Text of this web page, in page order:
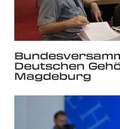
Deutschen
Magdeburg